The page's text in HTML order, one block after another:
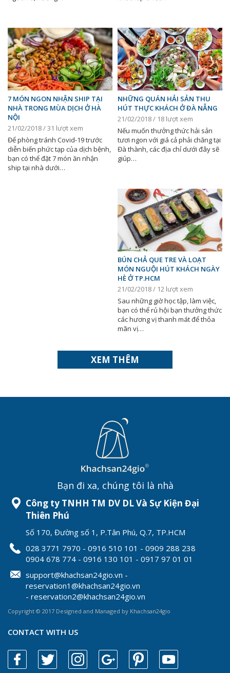
7 MÓN NGON NHẬN SHIP TẠI
NHÀ TRONG MÙA DỊCH Ở HÀ
NỘI
21/02/2018 / 31 lượt xem
Để phòng tránh Covid-19 trước
diễn biến phức tạp của dịch bệnh,
bạn có thể đặt 7 món ăn nhận
ship tại nhà dưới…
NHỮNG QUÁN HẢI SẢN THU
HÚT THỰC KHÁCH Ở ĐÀ NẴNG
21/02/2018 / 18 lượt xem
Nếu muốn thưởng thức hải sản
tươi ngon với giá cả phải chăng tại
Đà thành, các địa chỉ dưới đây sẽ
giúp…
BÚN CHẢ QUE TRE VÀ LOẠT
MÓN NGUỘI HÚT KHÁCH NGÀY
HÈ Ở TP.HCM
21/02/2018 / 12 lượt xem
Sau những giờ học tập, làm việc,
bạn có thể rủ hội bạn thưởng thức
các hương vị thanh mát để thỏa
mãn vị…
XEM THÊM
Bạn đi xa, chúng tôi là nhà
Công ty TNHH TM DV DL Và Sự Kiện Đại
Thiên Phú
Số 170, Đường số 1, P.Tân Phú, Q.7, TP.HCM
028 3771 7970 - 0916 510 101 - 0909 288 238
0904 678 774 - 0916 130 101 - 0917 97 01 01
support@khachsan24gio.vn -
reservation1@khachsan24gio.vn
- reservation2@khachsan24gio.vn
Copyright © 2017 Designed and Managed by Khachsan24gio
CONTACT WITH US